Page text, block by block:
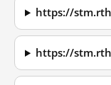
https://
https://